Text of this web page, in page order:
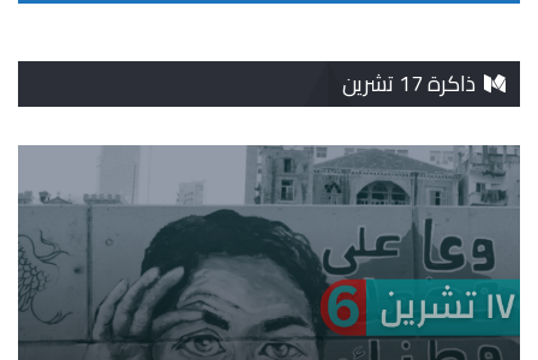
ذاكرة 17 تشرين